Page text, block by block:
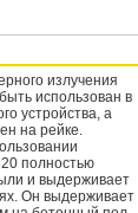
излучения
использован в
устройства, а
на рейке.
полностью
и выдерживает
Он выдерживает